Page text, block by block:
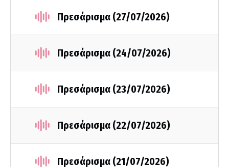
Πρεσάρισμα (27/07/2026)
Πρεσάρισμα (24/07/2026)
Πρεσάρισμα (23/07/2026)
Πρεσάρισμα (22/07/2026)
Πρεσάρισμα (21/07/2026)